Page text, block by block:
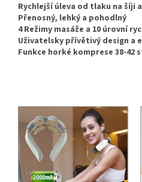
Rychlejší úleva od tlaku na šíji
Přenosný, lehký a pohodlný
4 Režimy masáže a 10 úrovní
Uživatelsky přívětivý design a
Funkce horké komprese 38-42